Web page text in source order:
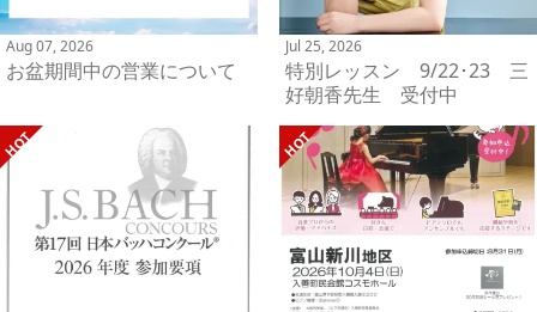
Aug 07, 2026
お盆期間中の営業について
Jul 25, 2026
特別レッスン 9/22･23 三
好朝香先生 受付中